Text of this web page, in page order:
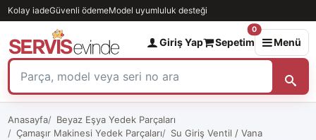
Kolay iadeGüvenli ödemeModel uyumluluk desteği
Giriş Yap Sepetim
0
Menü
Anasayfa
Beyaz Eşya Yedek Parçaları
Çamaşır Makinesi Yedek Parçaları
Su Giriş Ventil / Vana